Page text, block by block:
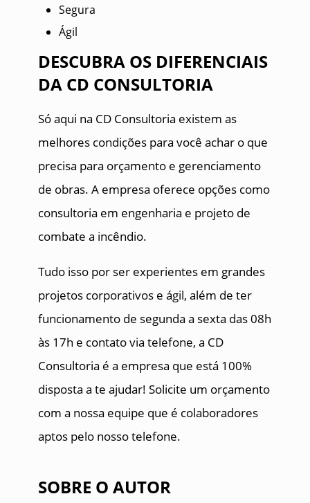
Segura
Ágil
DESCUBRA OS DIFERENCIAIS
DA CD CONSULTORIA
Só aqui na CD Consultoria existem as
melhores condições para você achar o que
precisa para orçamento e gerenciamento
de obras. A empresa oferece opções como
consultoria em engenharia e projeto de
combate a incêndio.
Tudo isso por ser experientes em grandes
projetos corporativos e ágil, além de ter
funcionamento de segunda a sexta das 08h
às 17h e contato via telefone, a CD
Consultoria é a empresa que está 100%
disposta a te ajudar! Solicite um orçamento
com a nossa equipe que é colaboradores
aptos pelo nosso telefone.
SOBRE O AUTOR